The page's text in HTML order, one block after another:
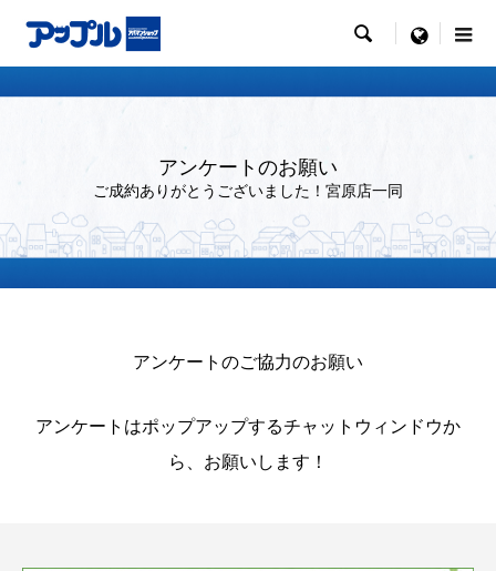
 menu
アンケートのお願い
ご成約ありがとうございました！宮原店一同
アンケートのご協力のお願い
アンケートはポップアップするチャットウィンドウか
ら、お願いします！